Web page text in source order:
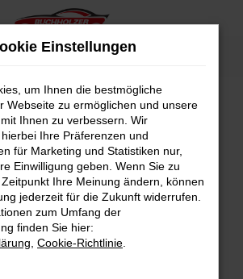
Fahrzeugsuche
Error
Fehler aufgetreten.
Tipps, die dir helfen können:
Firewall und deine
Webseiten, zum Beispiel deine
Einstellungen
um Ihnen die bestmögliche
Webseite zu ermöglichen und unsere
Ihnen zu verbessern. Wir
Ihre Präferenzen und
für Marketing und Statistiken nur,
Einwilligung geben. Wenn Sie zu
Ihre Meinung ändern, können
jederzeit für die Zukunft widerrufen.
zum Umfang der
finden Sie hier:
Cookie-Richtlinie